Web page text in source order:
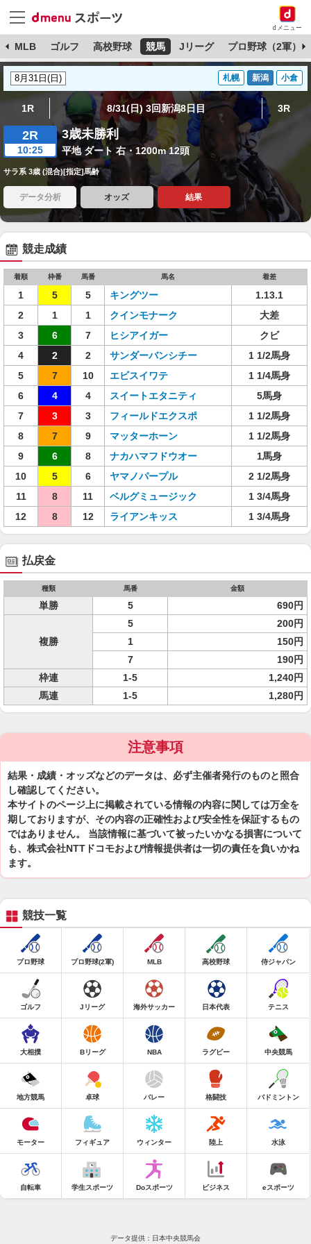
dメニュー
MLB ゴルフ 高校野球 競馬 Jリーグ プロ野球（2軍）
札幌 新潟 小倉
1R 8/31(日) 3回新潟8日目 3R
2R
10:25
3歳未勝利
平地 ダート 右・1200m 12頭
サラ系 3歳 (混合)[指定]馬齢
データ分析 オッズ 結果
競走成績
着順 枠番 馬番 馬名 着差
1 5 5 キングツー
1.13.1
2
1 1 クインモナーク
大差
3
6 7 ヒシアイガー
クビ
4
2 2 サンダーバンシチー
1 1/2馬身
5
7 10 エビスイワテ
1 1/4馬身
6
4 4 スイートエタニティ
5馬身
7
3 3 フィールドエクスポ
1 1/2馬身
8
7 9 マッターホーン
1 1/2馬身
9
6 8 ナカハマフドウオー
1馬身
10
5 6 ヤマノパープル
2 1/2馬身
11
8 11 ベルグミュージック
1 3/4馬身
12
8 12 ライアンキッス 1 3/4馬身
払戻金
種類 馬番 金額
単勝 5 690円
複勝
5
200円
1
150円
7
190円
枠連
1-5
1,240円
馬連
1-5 1,280円
注意事項
結果・成績・オッズなどのデータは、必ず主催者発行のものと照合
し確認してください。
本サイトのページ上に掲載されている情報の内容に関しては万全を
期しておりますが、その内容の正確性および安全性を保証するもの
ではありません。 当該情報に基づいて被ったいかなる損害について
も、株式会社NTTドコモおよび情報提供者は一切の責任を負いかね
ます。
競技一覧
プロ野球 プロ野球(2軍) MLB 高校野球 侍ジャパン
ゴルフ Jリーグ 海外サッカー 日本代表 テニス
大相撲 Bリーグ NBA ラグビー 中央競馬
地方競馬 卓球 バレー 格闘技 バドミントン
モーター フィギュア ウィンター 陸上 水泳
自転車 学生スポーツ Doスポーツ ビジネス eスポーツ
データ提供：日本中央競馬会